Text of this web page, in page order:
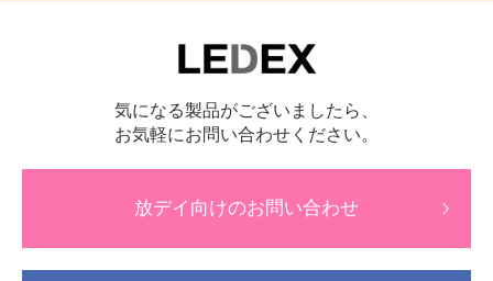
気になる製品がございましたら、
お気軽にお問い合わせください。
放デイ向けのお問い合わせ